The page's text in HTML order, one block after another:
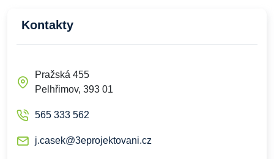
Kontakty
Pražská 455
Pelhřimov, 393 01
565 333 562
j.casek@3eprojektovani.cz